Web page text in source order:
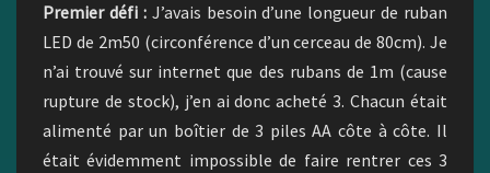
Premier défi :J’avais besoin d’une longueur de ruban
LED de 2m50 (circonférence d’un cerceau de 80cm). Je
n’ai trouvé sur internet que des rubans de 1m (cause
rupture de stock), j’en ai donc acheté 3. Chacun était
alimenté par un boîtier de 3 piles AA côte à côte. Il
était évidemment impossible de faire rentrer ces 3